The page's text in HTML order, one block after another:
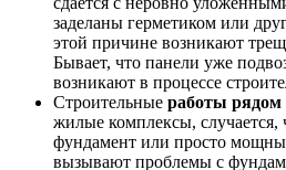
заделаны герметиком или
этой причине возникают
Бывает, что панели уже
возникают в процессе
Строительные работы рядом
жилые комплексы, случается,
фундамент или просто
вызывают проблемы с